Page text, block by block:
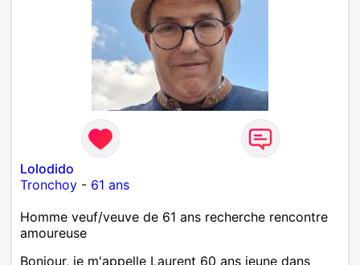
Lolodido
Tronchoy - 61 ans
Homme veuf/veuve de 61 ans recherche rencontre
amoureuse
Bonjour, je m'appelle Laurent 60 ans jeune dans